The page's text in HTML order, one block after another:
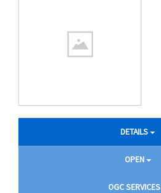
DETAILS
OPEN
OGC SERVICES